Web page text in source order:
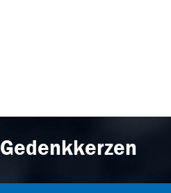
Gedenkkerzen